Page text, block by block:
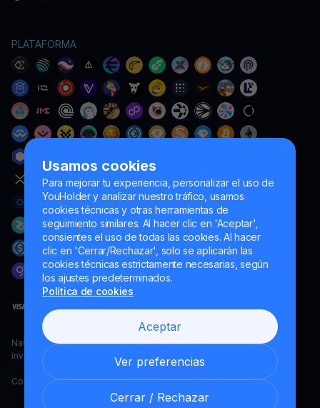
Usamos cookies
Para mejorar tu experiencia, personalizar el uso de
YouHolder y analizar nuestro tráfico, usamos
cookies técnicas y otras herramientas de
seguimiento similares. Al hacer clic en 'Aceptar',
consientes el uso de todas las cookies. Al hacer
clic en 'Cerrar/Rechazar', solo se aplicarán las
cookies técnicas estrictamente necesarias, según
los ajustes predeterminados.
Política de cookies
Aceptar
Ver preferencias
Cerrar / Rechazar
PLATAFORMA
Naumard LTD. – únicamente para fines de desarrollo informático,
investigación y marketing
Copyright YouHodler, 2026.